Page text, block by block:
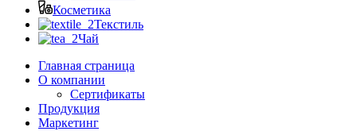
Косметика
Текстиль
Чай
Главная страница
О компании
Сертификаты
Продукция
Маркетинг